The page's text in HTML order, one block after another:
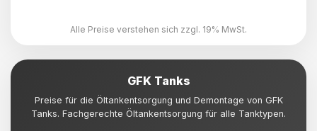
Alle Preise verstehen sich zzgl. 19% MwSt.
GFK Tanks
Preise für die Öltankentsorgung und Demontage von GFK
Tanks. Fachgerechte Öltankentsorgung für alle Tanktypen.